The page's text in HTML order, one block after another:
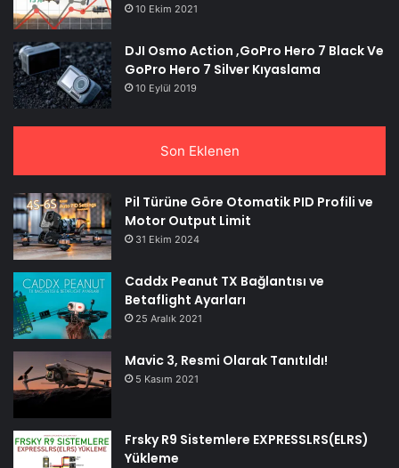
10 Ekim 2021
DJI Osmo Action ,GoPro Hero 7 Black Ve
GoPro Hero 7 Silver Kıyaslama
10 Eylül 2019
Son Eklenen
Pil Türüne Göre Otomatik PID Profili ve
Motor Output Limit
31 Ekim 2024
Caddx Peanut TX Bağlantısı ve
Betaflight Ayarları
25 Aralık 2021
Mavic 3, Resmi Olarak Tanıtıldı!
5 Kasım 2021
Frsky R9 Sistemlere EXPRESSLRS(ELRS)
Yükleme